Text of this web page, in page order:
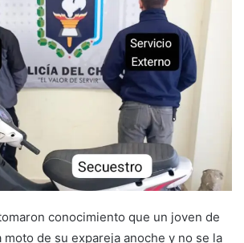
conocimiento que un joven de
moto de su expareja anoche y no se la